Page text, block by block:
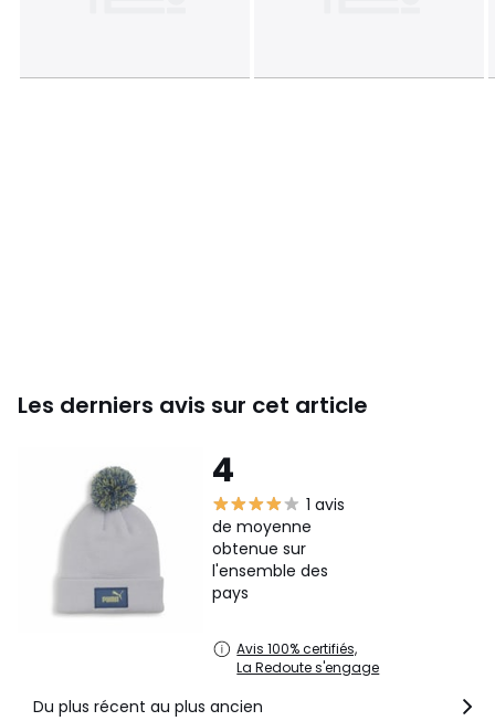
Les derniers avis sur cet article
4
1 avis
de moyenne
obtenue sur
l'ensemble des
pays
Avis 100% certifiés,
La Redoute s'engage
Du plus récent au plus ancien